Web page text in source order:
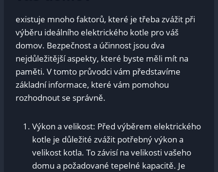
existuje mnoho faktorů, které je třeba zvážit při
výběru ideálního elektrického kotle pro váš
domov. Bezpečnost a účinnost jsou dva
nejdůležitější aspekty, které byste měli mít na
paměti. V tomto průvodci vám představíme
základní informace, které vám pomohou
rozhodnout se správně.
Výkon a velikost: Před výběrem elektrického
kotle je důležité zvážit potřebný výkon a
velikost kotla. To závisí na velikosti vašeho
domu a požadované tepelné kapacitě. Je